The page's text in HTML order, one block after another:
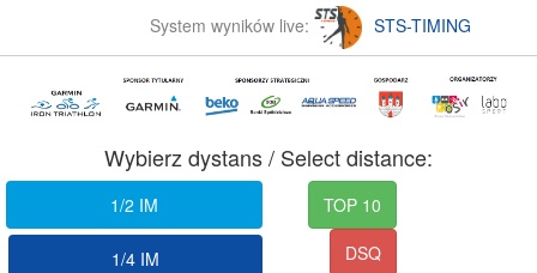
System wyników live: STS-TIMING
Wybierz dystans / Select distance:
1/2 IM
1/4 IM
TOP 10
DSQ